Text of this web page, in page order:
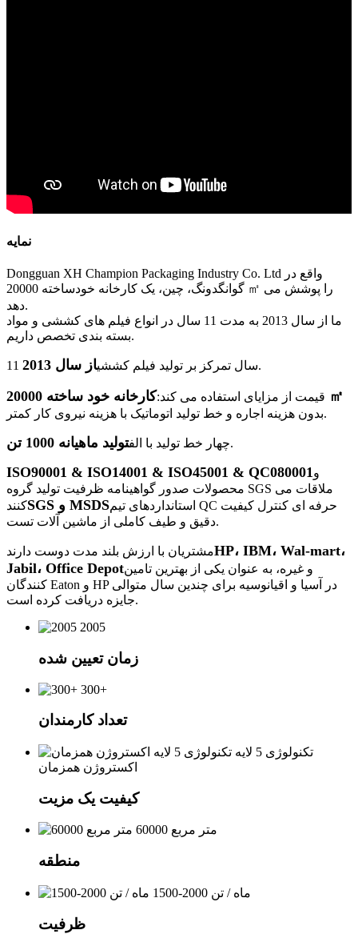
نمایه
Dongguan XH Champion Packaging Industry Co. Ltd واقع در
گوانگدونگ، چین، یک کارخانه خودساخته 20000 ㎡ را پوشش می
دهد.
ما از سال 2013 به مدت 11 سال در انواع فیلم های کششی و مواد
بسته بندی تخصص داریم.
11 سال تمرکز بر تولید فیلم کششیاز سال 2013 .
قیمت از مزایای استفاده می کند: کارخانه خود ساخته 20000 ㎡
بدون هزینه اجاره و خط تولید اتوماتیک با هزینه نیروی کار کمتر.
چهار خط تولید با الفتولید ماهیانه 1000 تن .
ISO90001 & ISO14001 & ISO45001 & QC080001و
محصولات صدور گواهینامه ظرفیت تولید گروه SGS ملاقات می
کنند
SGS و MSDSاستانداردهای تیم QC حرفه ای کنترل کیفیت
دقیق و طیف کاملی از ماشین آلات تست.
مشتریان با ارزش بلند مدت دوست دارندHP، IBM، Wal-mart،
Jabil، Office Depotو غیره، به عنوان یکی از بهترین تامین
کنندگان Eaton و HP در آسیا و اقیانوسیه برای چندین سال متوالی
جایزه دریافت کرده است.
2005
زمان تعیین شده
300+
تعداد کارمندان
تکنولوژی 5 لایه
اکستروژن همزمان
کیفیت یک مزیت
60000 متر مربع
منطقه
1500-2000 ماه / تن
ظرفیت